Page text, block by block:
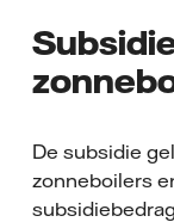
De subsidie
zonneboilers